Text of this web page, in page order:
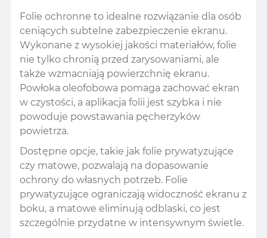
Folie ochronne to idealne rozwiązanie dla osób
ceniących subtelne zabezpieczenie ekranu.
Wykonane z wysokiej jakości materiałów, folie
nie tylko chronią przed zarysowaniami, ale
także wzmacniają powierzchnię ekranu.
Powłoka oleofobowa pomaga zachować ekran
w czystości, a aplikacja folii jest szybka i nie
powoduje powstawania pęcherzyków
powietrza.
Dostępne opcje, takie jak folie prywatyzujące
czy matowe, pozwalają na dopasowanie
ochrony do własnych potrzeb. Folie
prywatyzujące ograniczają widoczność ekranu z
boku, a matowe eliminują odblaski, co jest
szczególnie przydatne w intensywnym świetle.